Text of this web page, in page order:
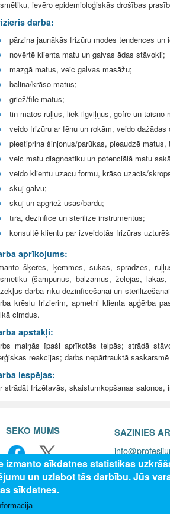
ievēro epidemioloģiskās drošības
darbā:
pārzina jaunākās frizūru modes tendences
novērtē klienta matu un galvas ādas stāvokli;
mazgā matus, veic galvas masāžu;
balina/krāso matus;
griež/filē matus;
tin matos ruļļus, liek ilgviļņus, gofrē un taisno
veido frizūru ar fēnu un rokām, veido
piestiprina šinjonus/parūkas, pieaudzē matus,
veic matu diagnostiku un potenciālā matu
veido klientu uzacu formu, krāso uzacis/
skuj galvu;
skuj un apgriež ūsas/bārdu;
tīra, dezinficē un sterilizē instrumentus;
konsultē klientu par izveidotās frizūras
aprīkojums:
šķēres, ķemmes, sukas, sprādzes,
(šampūnus, balzamus, želejas,
darba rīku dezinficēšanai un
krēslu frizierim, apmetni klienta apģērba
cimdus.
apstākļi:
maiņās īpaši aprīkotās telpās; strādā
reakcijas; darbs nepārtrauktā
iespējas:
strādāt frizētavās, skaistumkopšanas
SEKO MUMS SAZINIES
izmanto sīkdatnes statistikas
un uzlabot tās darbību. Jūs
sīkdatnes.